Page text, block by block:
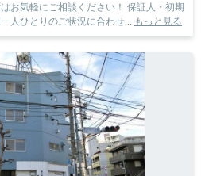
にご相談ください！ 保証人・初期
人ひとりのご状況に合わせ...
もっと見る